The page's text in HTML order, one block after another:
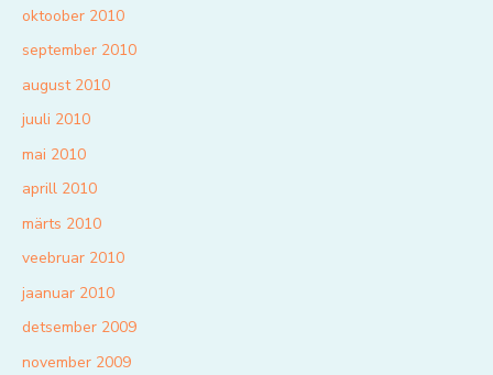
oktoober 2010
september 2010
august 2010
juuli 2010
mai 2010
aprill 2010
märts 2010
veebruar 2010
jaanuar 2010
detsember 2009
november 2009